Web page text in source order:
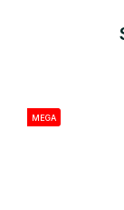
MEGA